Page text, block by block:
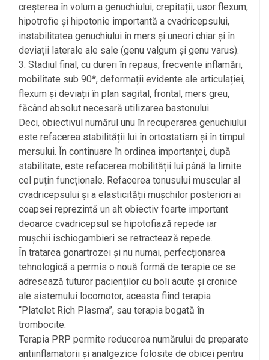
creșterea în volum a genuchiului, crepitații, usor flexum,
hipotrofie și hipotonie importantă a cvadricepsului,
instabilitatea genuchiului în mers și uneori chiar și în
deviații laterale ale sale (genu valgum și genu varus).
3. Stadiul final, cu dureri în repaus, frecvente inflamări,
mobilitate sub 90*, deformații evidente ale articulației,
flexum și deviații în plan sagital, frontal, mers greu,
făcând absolut necesară utilizarea bastonului.
Deci, obiectivul numărul unu în recuperarea genuchiului
este refacerea stabilității lui în ortostatism și în timpul
mersului. În continuare în ordinea importanței, după
stabilitate, este refacerea mobilității lui până la limite
cel puțin funcționale. Refacerea tonusului muscular al
cvadricepsului și a elasticității mușchilor posteriori ai
coapsei reprezintă un alt obiectiv foarte important
deoarce cvadricepsul se hipotofiază repede iar
mușchii ischiogambieri se retractează repede.
În tratarea gonartrozei și nu numai, perfecționarea
tehnologică a permis o nouă formă de terapie ce se
adresează tuturor pacienților cu boli acute și cronice
ale sistemului locomotor, aceasta fiind terapia
“Platelet Rich Plasma”, sau terapia bogată în
trombocite.
Terapia PRP permite reducerea numărului de preparate
antiinflamatorii și analgezice folosite de obicei pentru